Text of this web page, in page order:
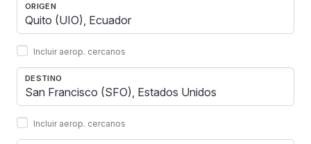
ORIGEN
Incluir aerop. cercanos
DESTINO
Incluir aerop. cercanos